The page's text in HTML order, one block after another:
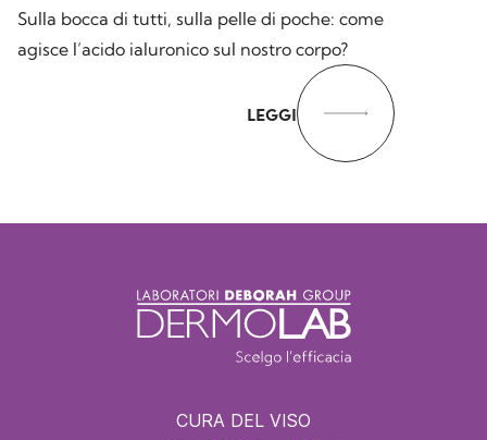
Sulla bocca di tutti, sulla pelle di poche: come
agisce l’acido ialuronico sul nostro corpo?
LEGGI
CURA DEL VISO